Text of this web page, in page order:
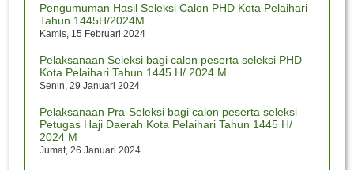
Pengumuman Hasil Seleksi Calon PHD Kota Pelaihari
Tahun 1445H/2024M
Kamis, 15 Februari 2024
Pelaksanaan Seleksi bagi calon peserta seleksi PHD
Kota Pelaihari Tahun 1445 H/ 2024 M
Senin, 29 Januari 2024
Pelaksanaan Pra-Seleksi bagi calon peserta seleksi
Petugas Haji Daerah Kota Pelaihari Tahun 1445 H/
2024 M
Jumat, 26 Januari 2024